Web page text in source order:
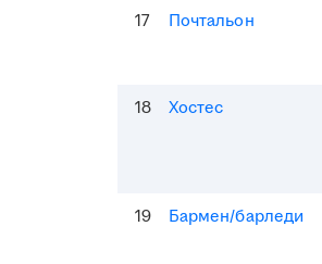
17 Почтальон
18 Хостес
19 Бармен/барледи